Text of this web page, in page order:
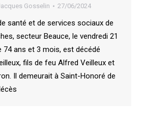
Gosselin 27/06/2024
santé et de services sociaux de
secteur Beauce, le vendredi 21
74 ans et 3 mois, est décédé
fils de feu Alfred Veilleux et
Il demeurait à Saint-Honoré de